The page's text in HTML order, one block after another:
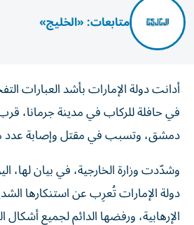
متابعات: «الخليج»
أدانت دولة الإمارات بأشد العبارات
في حافلة للركاب في مدينة جرمانا،
دمشق، وتسبب في مقتل وإصابة
وشدّدت وزارة الخارجية، في بيان لها،
دولة الإمارات تُعرِب عن استنكارها
الإرهابية، ورفضها الدائم لجميع